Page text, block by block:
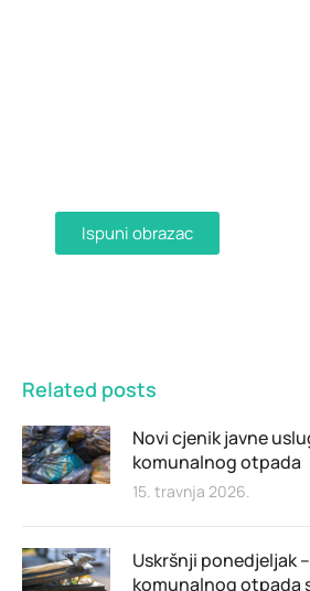
Ispuni obrazac
Related posts
Novi cjenik javne
komunalnog otpada
15. travnja 2026.
Uskršnji ponedjeljak
komunalnog otpada